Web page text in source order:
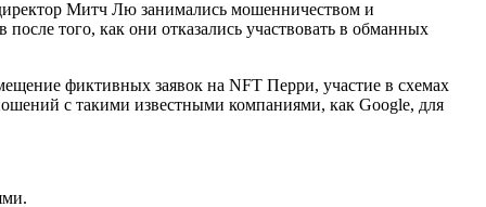
Митч Лю занимались мошенничеством и
того, как они отказались участвовать в обманных
фиктивных заявок на NFT Перри, участие в схемах
с такими известными компаниями, как Google, для